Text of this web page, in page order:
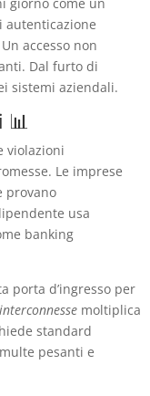
autenticazione
accesso non
Dal furto di
sistemi aziendali.
📊
violazioni
Le imprese
provano
usa
banking
porta d’ingresso per
moltiplica
standard
pesanti e